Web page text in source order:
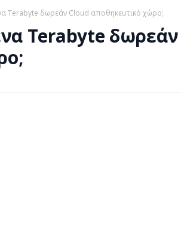
Terabyte δωρεάν Cloud αποθηκευτικό χώρο;
Terabyte